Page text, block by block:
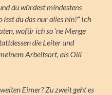
du würdest mindestens
du das nur alles hin?“ Ich
wofür ich so ’ne Menge
die Leiter und
Arbeitsort, als Olli
Eimer? Zu zweit geht es